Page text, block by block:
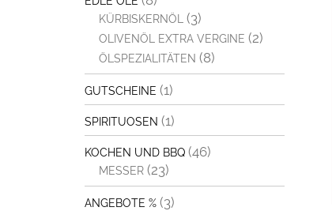
KÜRBISKERNÖL (3)
OLIVENÖL EXTRA VERGINE (2)
ÖLSPEZIALITÄTEN (8)
GUTSCHEINE (1)
SPIRITUOSEN (1)
KOCHEN UND BBQ (46)
MESSER (23)
ANGEBOTE % (3)